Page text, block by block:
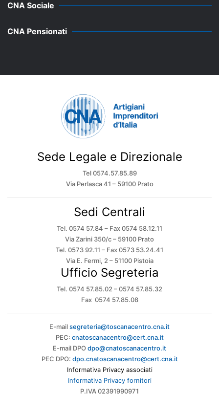
CNA Sociale
CNA Pensionati
Sede Legale e Direzionale
Tel 0574.57.85.89
Via Perlasca 41 – 59100 Prato
Sedi Centrali
Tel. 0574 57.84 – Fax 0574 58.12.11
Via Zarini 350/c – 59100 Prato
Tel. 0573 92.11 – Fax 0573 53.24.41
Via E. Fermi, 2 – 51100 Pistoia
Ufficio Segreteria
Tel. 0574 57.85.02 – 0574 57.85.32
Fax 0574 57.85.08
E-mailsegreteria@toscanacentro.cna.it
PEC: cnatoscanacentro@cert.cna.it
E-mail DPOdpo@cnatoscanacentro.it
PEC DPO: dpo.cnatoscanacentro@cert.cna.it
Informativa Privacy associati
Informativa Privacy fornitori
P.IVA 02391990971